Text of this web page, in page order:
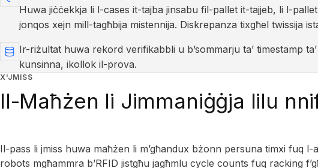
Huwa jiċċekkja li l-cases it-tajba jinsabu fil-pallet it-tajjeb, li l-
jonqos xejn mill-tagħbija mistennija. Diskrepanza tixgħel twissija
Ir-riżultat huwa rekord verifikabbli u b’sommarju ta’ timestamp
kunsinna, ikollok il-prova.
X'JMISS
Il-Maħżen li Jimmaniġġja lilu
Il-pass li jmiss huwa maħżen li m’għandux bżonn persuna timxi fuq
robots mgħammra b’RFID jistgħu jagħmlu cycle counts fuq racking